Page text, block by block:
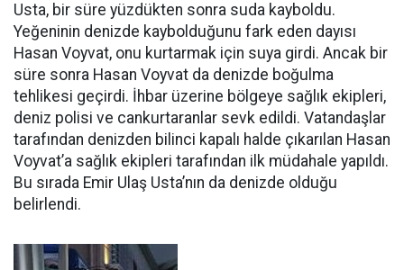
Usta, bir süre yüzdükten sonra suda kayboldu.
Yeğeninin denizde kaybolduğunu fark eden dayısı
Hasan Voyvat, onu kurtarmak için suya girdi. Ancak bir
süre sonra Hasan Voyvat da denizde boğulma
tehlikesi geçirdi. İhbar üzerine bölgeye sağlık ekipleri,
deniz polisi ve cankurtaranlar sevk edildi. Vatandaşlar
tarafından denizden bilinci kapalı halde çıkarılan Hasan
Voyvat’a sağlık ekipleri tarafından ilk müdahale yapıldı.
Bu sırada Emir Ulaş Usta’nın da denizde olduğu
belirlendi.